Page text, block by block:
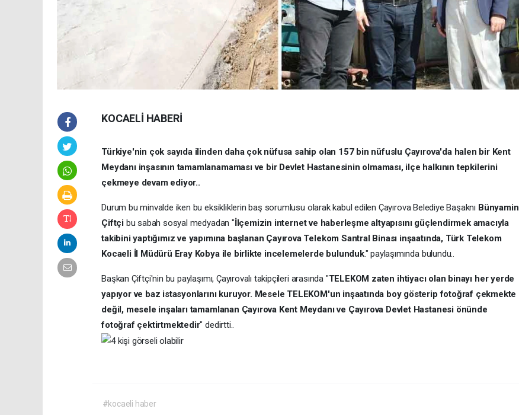
KOCAELİ HABERİ
Türkiye'nin çok sayıda ilinden daha çok nüfusa sahip olan 157 bin nüfuslu Çayırova'da halen bir Kent
Meydanı inşasının tamamlanamaması ve bir Devlet Hastanesinin olmaması, ilçe halkının tepkilerini
çekmeye devam ediyor..
Durum bu minvalde iken bu eksikliklerin baş sorumlusu olarak kabul edilen Çayırova Belediye Başaknı Bünyamin
Çiftçibu sabah sosyal medyadan "İlçemizin internet ve haberleşme altyapısını güçlendirmek amacıyla
takibini yaptığımız ve yapımına başlanan Çayırova Telekom Santral Binası inşaatında, Türk Telekom
Kocaeli İl Müdürü Eray Kobya ile birlikte incelemelerde bulunduk." paylaşımında bulundu..
Başkan Çiftçi'nin bu paylaşımı, Çayırovalı takipçileri arasında "TELEKOM zaten ihtiyacı olan binayı her yerde
yapıyor ve baz istasyonlarını kuruyor. Mesele TELEKOM'un inşaatında boy gösterip fotoğraf çekmekte
değil, mesele inşaları tamamlanan Çayırova Kent Meydanı ve Çayırova Devlet Hastanesi önünde
fotoğraf çektirtmektedir" dedirtti..
#kocaeli haber